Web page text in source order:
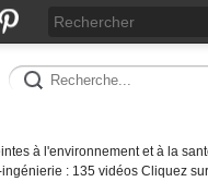
à l'environnement et à la
: 135 vidéos Cliquez